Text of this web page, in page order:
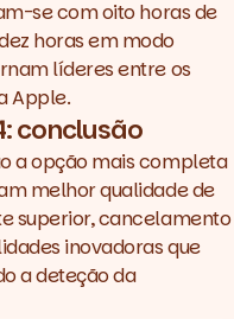
se com oito horas de
horas em modo
líderes entre os
Apple.
conclusão
a opção mais completa
melhor qualidade de
superior, cancelamento
inovadoras que
a deteção da